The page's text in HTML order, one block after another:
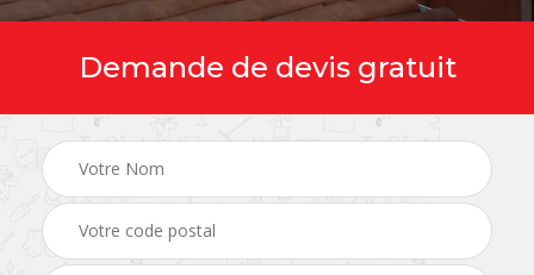
Demande de devis gratuit